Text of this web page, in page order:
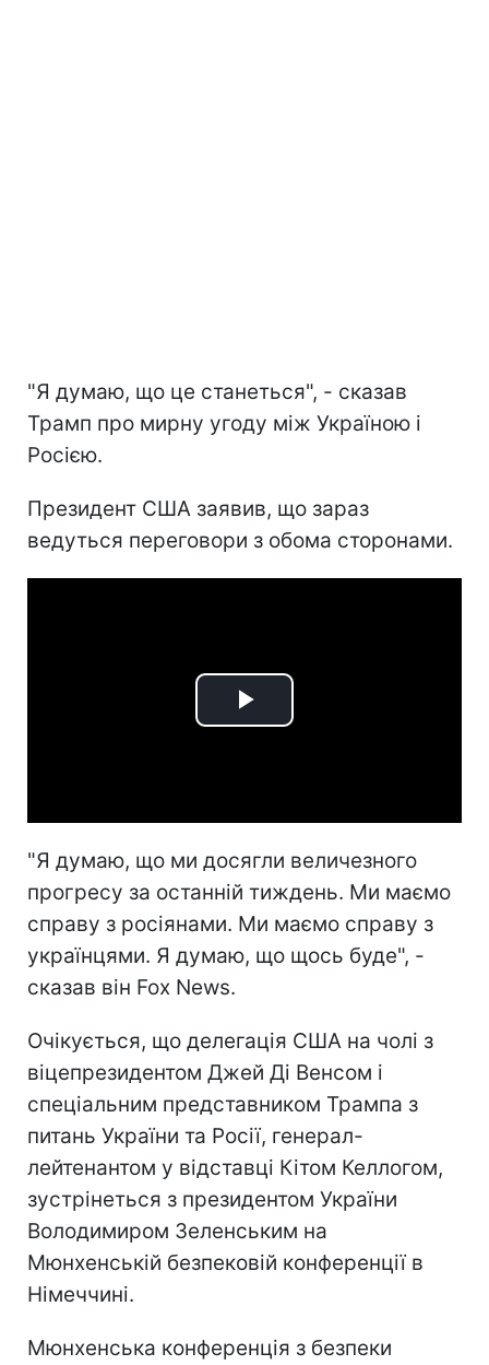
"Я думаю, що це станеться", - сказав
Трамп про мирну угоду між Україною і
Росією.
Президент США заявив, що зараз
ведуться переговори з обома сторонами.
Play
"Я думаю, що ми досягли величезного
прогресу за останній тиждень. Ми маємо
справу з росіянами. Ми маємо справу з
українцями. Я думаю, що щось буде", -
сказав він Fox News.
Очікується, що делегація США на чолі з
віцепрезидентом Джей Ді Венсом і
спеціальним представником Трампа з
питань України та Росії, генерал-
лейтенантом у відставці Кітом Келлогом,
зустрінеться з президентом України
Володимиром Зеленським на
Мюнхенській безпековій конференції в
Німеччині.
Мюнхенська конференція з безпеки